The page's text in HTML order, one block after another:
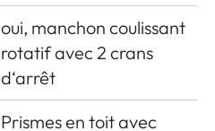
oui, manchon coulissant
rotatif avec 2 crans
d‘arrêt
Prismes en toit avec